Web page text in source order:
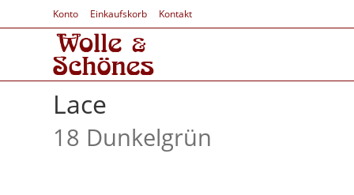
Konto Einkaufskorb Kontakt
Lace
18 Dunkelgrün